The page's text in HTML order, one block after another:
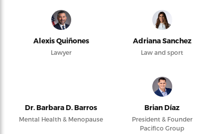
Alexis Quiñones
Lawyer
Adriana Sanchez
Law and sport
Dr. Barbara D. Barros
Mental Health & Menopause
Brian Díaz
President & Founder
Pacifico Group